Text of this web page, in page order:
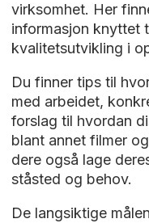
virksomhet. Her
informasjon knyttet
kvalitetsutvikling i
Du finner tips til
med arbeidet,
forslag til hvordan
blant annet filmer
dere også lage
ståsted og behov.
De langsiktige